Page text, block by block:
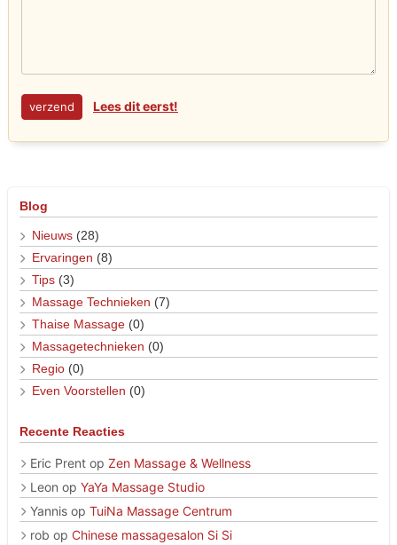
Lees dit eerst!
Blog
Nieuws (28)
Ervaringen (8)
Tips (3)
Massage Technieken (7)
Thaise Massage (0)
Massagetechnieken (0)
Regio (0)
Even Voorstellen (0)
Recente Reacties
Eric Prent op Zen Massage & Wellness
Leon op YaYa Massage Studio
Yannis op TuiNa Massage Centrum
rob op Chinese massagesalon Si Si